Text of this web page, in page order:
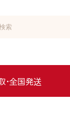
・全国発送